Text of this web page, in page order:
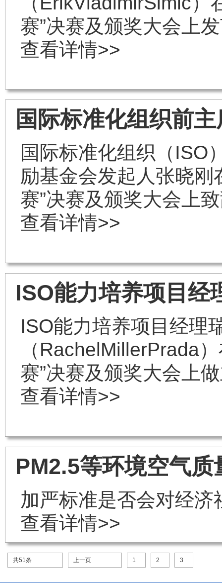
赛”决赛及颁奖大会上
查看详情>>
国际标准化组织前
国际标准化组织（ISO
励基金会发起人张晓刚
赛”决赛及颁奖大会上
查看详情>>
ISO能力培养项目经
ISO能力培养项目经理
（RachelMillerPrada
赛”决赛及颁奖大会上
查看详情>>
PM2.5等环境空气
加严标准是否会对经
查看详情>>
共51条 上一页 1 2 3